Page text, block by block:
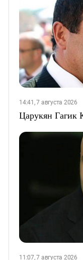
14:41, 7 августа 2026
Царукян Гагик
11:07, 7 августа 2026